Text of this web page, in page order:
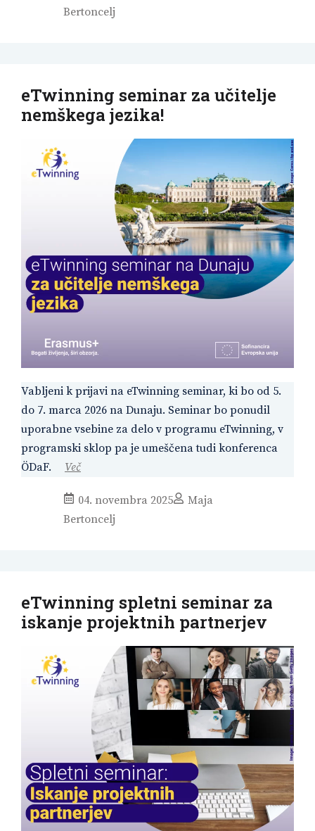
Bertoncelj
eTwinning seminar za učitelje
nemškega jezika!
Vabljeni k prijavi na eTwinning seminar, ki bo od 5.
do 7. marca 2026 na Dunaju. Seminar bo ponudil
uporabne vsebine za delo v programu eTwinning, v
programski sklop pa je umeščena tudi konferenca
ÖDaF.
Več
04. novembra 2025
Maja
Bertoncelj
eTwinning spletni seminar za
iskanje projektnih partnerjev